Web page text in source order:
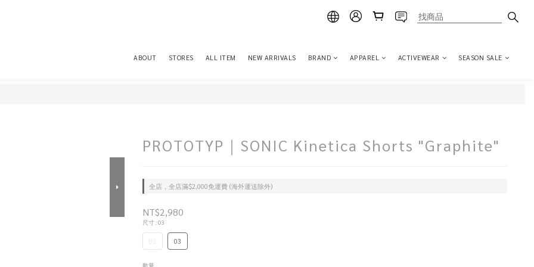
ABOUT STORES ALL ITEM NEW ARRIVALS BRAND APPAREL ACTIVEWEAR SEASON SALE
PROTOTYP｜SONIC Kinetica Shorts "Graphite"
全店，全店滿$2,000免運費 (海外運送除外)
NT$2,980
尺寸: 03
02 03
數量